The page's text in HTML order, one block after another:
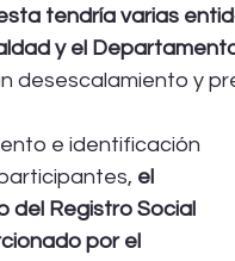
tendría varias
y el
desescalamiento y
e identificación
el
del Registro Social
por el